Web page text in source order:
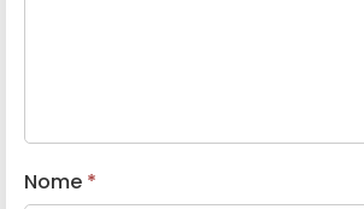
Nome *